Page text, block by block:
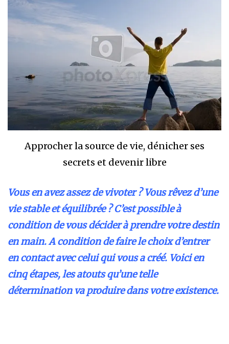
Approcher la source de vie, dénicher ses
secrets et devenir libre
Vous en avez assez de vivoter ? Vous rêvez d’une
vie stable et équilibrée ? C’est possible à
condition de vous décider à prendre votre destin
en main. A condition de faire le choix d’entrer
en contact avec celui qui vous a créé. Voici en
cinq étapes, les atouts qu’une telle
détermination va produire dans votre existence.